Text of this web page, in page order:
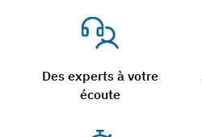
Des experts à votre
écoute